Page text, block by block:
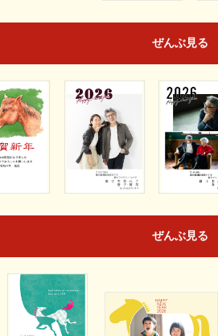
ぜんぶ見る
ぜんぶ見る